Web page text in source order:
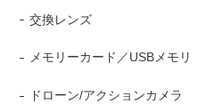
交換レンズ
メモリーカード／USBメモリ
ドローン/アクションカメラ